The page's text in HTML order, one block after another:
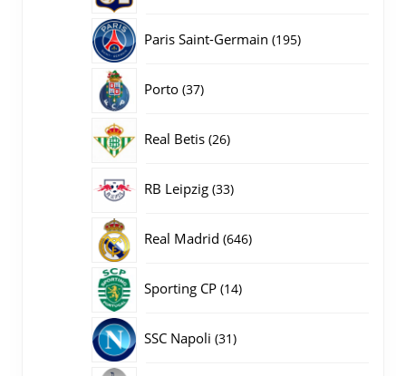
Paris Saint-Germain 195195
Porto 3737
Real Betis 2626
RB Leipzig 3333
Real Madrid 646646
Sporting CP 1414
SSC Napoli 3131